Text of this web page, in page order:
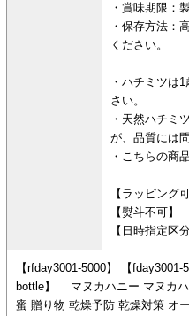
・賞味期限：
・保存方法：
ください。
・ハチミツは
さい。
・天然ハチミ
が、品質には
・こちらの商
【ラッピング
【熨斗不可】
【日時指定区
【rfday3001-5000】 【
bottle】 マヌカハニー マヌカ
蜜 贈り物 乾燥予防 乾燥対策 オ